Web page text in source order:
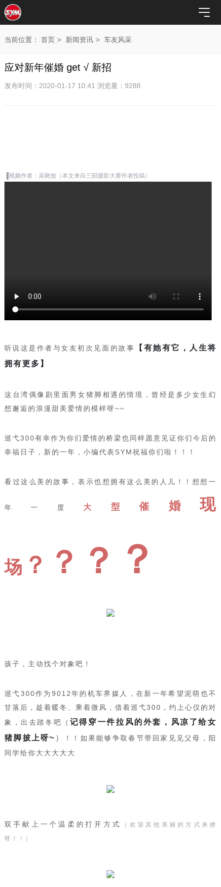
当前位置： 首页 > 新闻资讯 > 车友风采
应对新年催婚 get √ 新招
发布时间：2020-01-17 10:41 浏览量：9288
▐视频作者：吴晓放（本文来自三阳摄影大赛作者投稿）
听说这是作者与女友初次见面的故事
【有她有它，人生将
拥有更多】
这台湾偶像剧里面男女猪脚相遇的情境，曾经是多少女生幻
想邂逅的浪漫甜美爱情的模样呀~~
巡弋300有幸作为你们爱情的桥梁也同样愿意见证你们今后的
幸福日子，新的一年，小编代表SYM祝福你们啦！！！
看过这么美的故事，表示也想拥有这么美的人儿！！想想一
年一度 大 型催 婚现
场 ？ ？ ？ ？
孩子，主动找个对象吧！
巡弋300作为9012年的机车界媒人，在新一年希望泥萌也不
甘落后，趁着暖冬、乘着微风，借着巡弋300，约上心仪的对
象，出去踏冬吧（ 记得穿一件拉风的外套，风凉了给女
猪脚披上呀~ ）
！！如果能够争取春节带回家见见父母，阳
同学给你大大大大大
双手献上一个温柔的打开方式
（欢迎其他美丽的方式来撩
呀！！）